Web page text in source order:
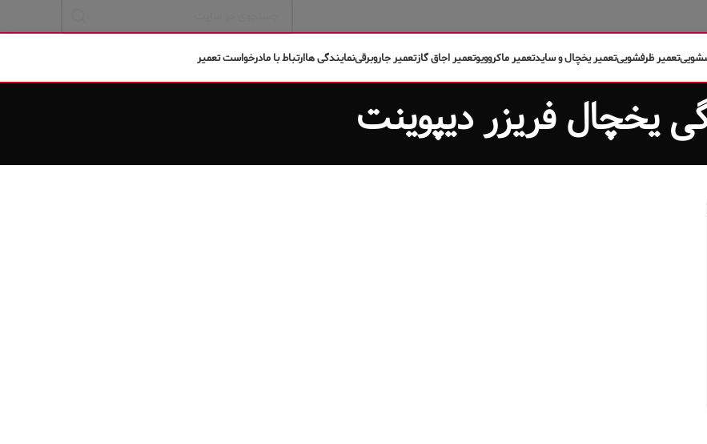
تعمیر ظرفشوییتعمیر یخچال و سایدتعمیر ماکروویوتعمیر اجاق گازتعمیر جاروبرقینمایندگی هاارتباط با مادرخواست تعمیر